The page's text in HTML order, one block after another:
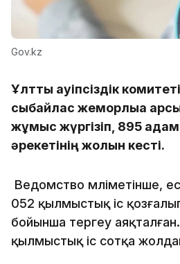
Gov.kz
Ұлттық қауіпсіздік
сыбайлас жемқорлыққа
жұмыс жүргізіп, 895
әрекетінің жолын кесті.
Ведомство мәліметінше,
052 қылмыстық іс
бойынша тергеу
қылмыстық іс сотқа